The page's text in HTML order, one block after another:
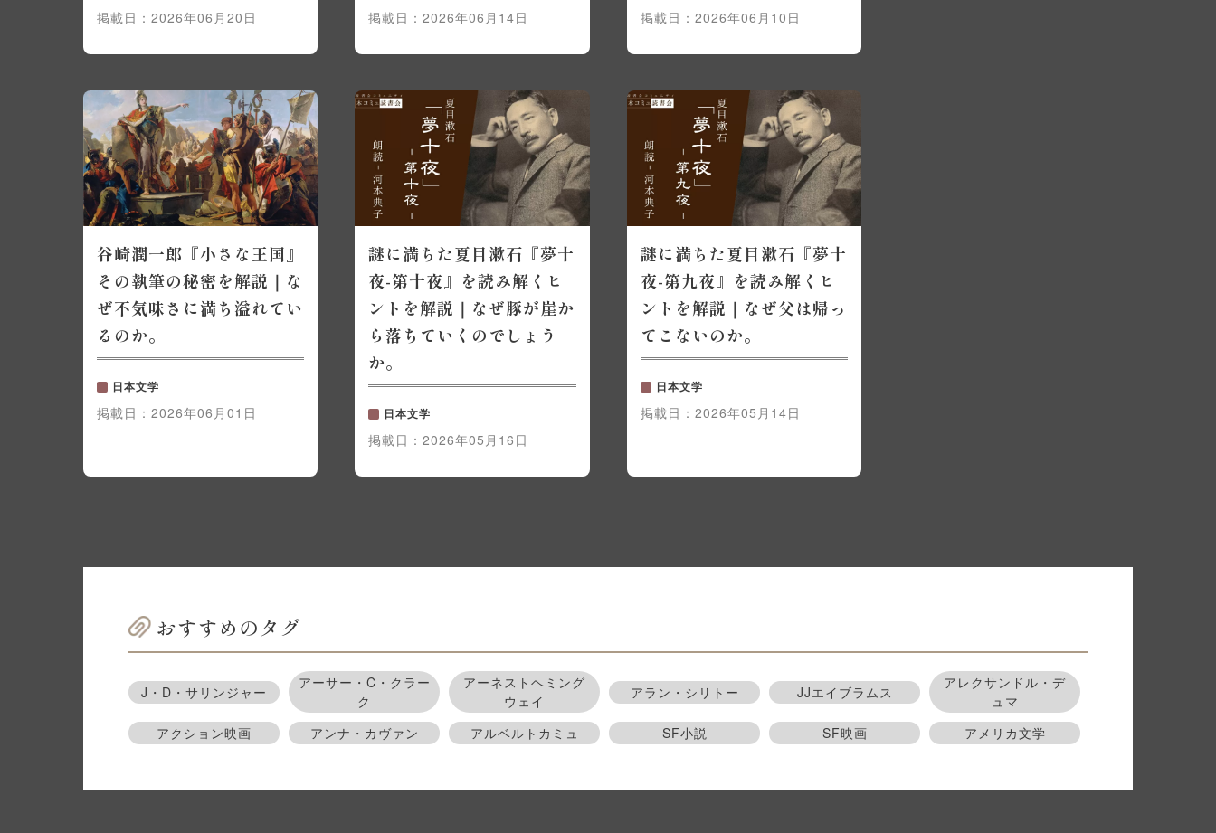
掲載日： 2026年06月20日 掲載日：2026年06月14日 掲載日： 2026年06月10日
谷崎潤一郎『小さな王国』
その執筆の秘密を解説｜な
ぜ不気味さに満ち溢れてい
るのか。
日本文学
掲載日： 2026年06月01日
謎に満ちた夏目漱石『夢十
夜-第十夜』を読み解くヒ
ントを解説｜なぜ豚が崖か
ら落ちていくのでしょう
か。
日本文学
掲載日：2026年05月16日
謎に満ちた夏目漱石『夢十
夜-第九夜』を読み解くヒ
ントを解説｜なぜ父は帰っ
てこないのか。
日本文学
掲載日： 2026年05月14日
おすすめのタグ
J・D・サリンジャー
アーサー・C・クラー
ク
アーネストヘミング
ウェイ
アラン・シリトー JJエイブラムス
アレクサンドル・デ
ュマ
アクション映画
アンナ・カヴァン アルベルトカミュ SF小説 SF映画 アメリカ文学